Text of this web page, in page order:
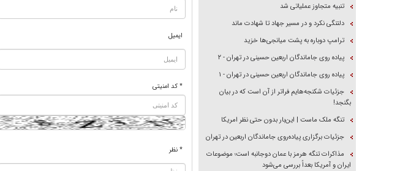
ایمیل
* کد امنیتی
* نظر
تنبیه متجاوز عملیاتی شد
دلتنگی نکرد و در مسیر جهاد تا شهادت ماند
ترامپ دوباره به پشت میانجی‌ها خزید
پیاده روی جاماندگان اربعین حسینی در تهران - ۲
پیاده روی جاماندگان اربعین حسینی در تهران - ۱
جزئیات شکنجه‌هایم فراتر از آن است که در بیان
بگنجد!
تنگه ملک ماست | این‌بار بدون حتی نظر امریکا
جزئیات برگزاری پیاده‌روی جاماندگان اربعین در تهران
مذاکرات تنگه هرمز با عمان دوجانبه است؛ موضوعات
ایران و آمریکا بعداً بررسی می‌شود